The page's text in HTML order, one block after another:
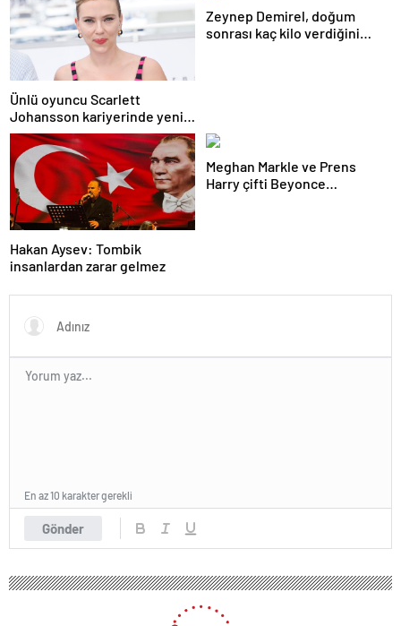
Ünlü oyuncu Scarlett
Johansson kariyerinde yeni
bir sayfa açıyor: Yönettiği ilk
film Cannes’da
Zeynep Demirel, doğum
sonrası kaç kilo verdiğini
Hakan Aysev: Tombik
insanlardan zarar gelmez
Meghan Markle ve Prens
Harry çifti Beyonce
Gönder
En az 10 karakter gerekli